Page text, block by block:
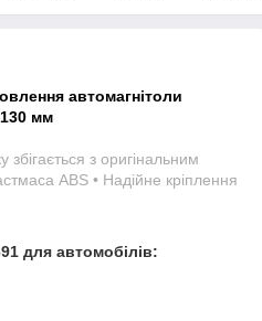
автомагнітоли
мм
збігається з оригінальним
ABS • Надійне кріплення
для автомобілів: